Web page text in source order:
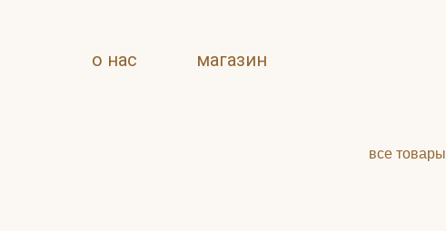
о нас магазин
все товары